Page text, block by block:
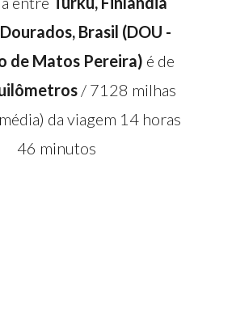
Dourados, Brasil (DOU -
de Matos Pereira) é de
/ 7128 milhas
da viagem 14 horas
46 minutos